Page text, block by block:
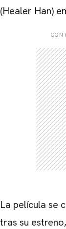
(Healer Han)
La película se
tras su